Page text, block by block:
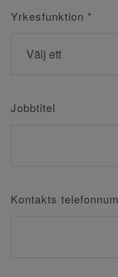
Yrkesfunktion *
Jobbtitel
Kontakts